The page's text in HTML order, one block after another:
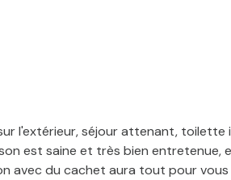
l'extérieur, séjour attenant, toilette
est saine et très bien entretenue,
avec du cachet aura tout pour vous